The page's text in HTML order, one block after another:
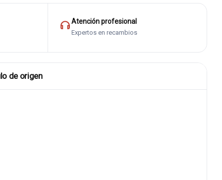
Atención profesional
Expertos en recambios
de origen